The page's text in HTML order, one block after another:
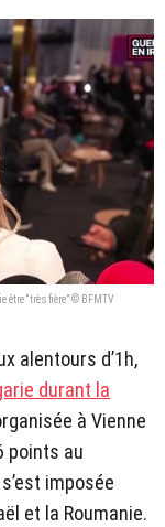
être “très fière” © BFMTV
alentours d’1h,
durant la
à Vienne
points au
imposée
et la Roumanie.